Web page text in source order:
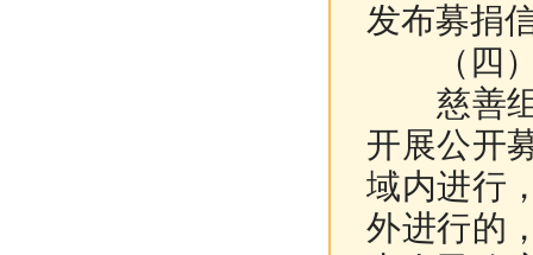
发布募捐
（四）
慈善组
开展公开
域内进行
外进行的